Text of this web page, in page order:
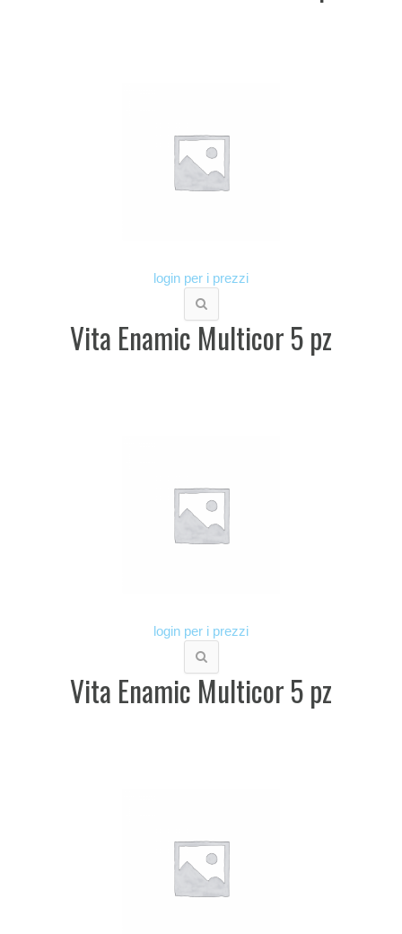
login per i prezzi
Vita Enamic Multicor 5 pz
login per i prezzi
Vita Enamic Multicor 5 pz